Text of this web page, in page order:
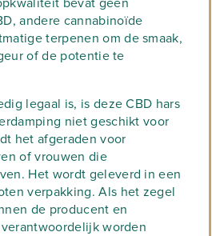
bevat geen
andere cannabinoïde
terpenen om de smaak,
of de potentie te
legaal is, is deze CBD hars
niet geschikt voor
het afgeraden voor
of vrouwen die
Het wordt geleverd in een
verpakking. Als het zegel
de producent en
worden